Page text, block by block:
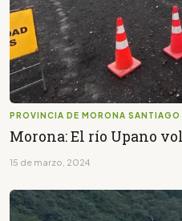
PROVINCIA DE MORONA SANTIAGO
Morona: El río Upano
15 de marzo, 2024